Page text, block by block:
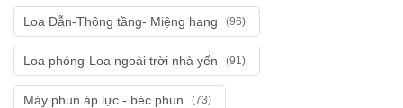
Loa Dẫn-Thông tầng- Miệng hang (96)
Loa phóng-Loa ngoài trời nhà yến (91)
Máy phun áp lực - béc phun (73)